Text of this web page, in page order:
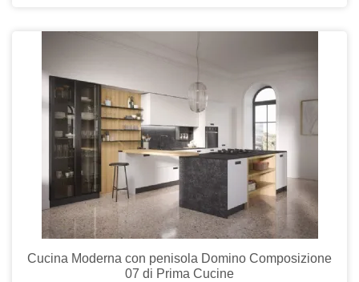
Cucina Moderna con penisola Domino Composizione
07 di Prima Cucine